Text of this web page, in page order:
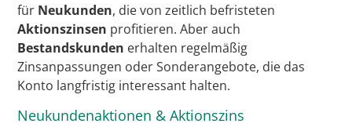
für Neukunden, die von zeitlich befristeten
Aktionszinsen profitieren. Aber auch
Bestandskunden erhalten regelmäßig
Zinsanpassungen oder Sonderangebote, die das
Konto langfristig interessant halten.
Neukundenaktionen & Aktionszins